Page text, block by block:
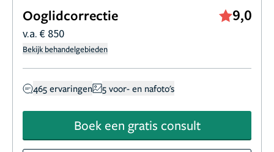
Ooglidcorrectie 9,0
v.a. € 850
Bekijk behandelgebieden
465 ervaringen 5 voor- en nafoto's
Boek een gratis consult